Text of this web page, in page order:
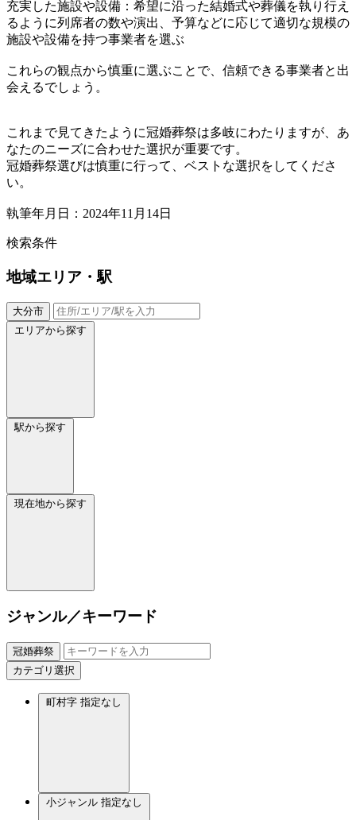
充実した施設や設備：希望に沿った結婚式や葬儀を執り行え
るように列席者の数や演出、予算などに応じて適切な規模の
施設や設備を持つ事業者を選ぶ
これらの観点から慎重に選ぶことで、信頼できる事業者と出
会えるでしょう。
これまで見てきたように冠婚葬祭は多岐にわたりますが、あ
なたのニーズに合わせた選択が重要です。
冠婚葬祭選びは慎重に行って、ベストな選択をしてくださ
い。
執筆年月日：2024年11月14日
検索条件
地域エリア・駅
大分市
エリアから探す
駅から探す
現在地から探す
ジャンル／キーワード
冠婚葬祭
カテゴリ選択
町村字 指定なし
小ジャンル 指定なし